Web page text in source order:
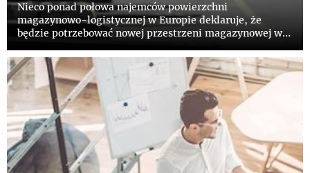
Nieco ponad połowa najemców powierzchni
magazynowo-logistycznej w Europie deklaruje, że
będzie potrzebować nowej przestrzeni magazynowej w
„European Logistics Occupier Survey 2026”,
przygotowanego przez CBRE i firmę A...